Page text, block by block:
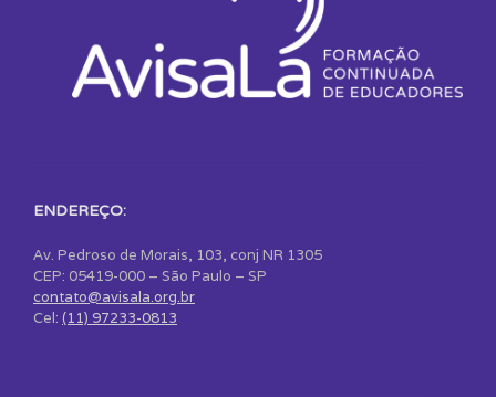
ENDEREÇO:
Av. Pedroso de Morais, 103, conj NR 1305
CEP: 05419-000 – São Paulo – SP
contato@avisala.org.br
Cel: (11) 97233-0813